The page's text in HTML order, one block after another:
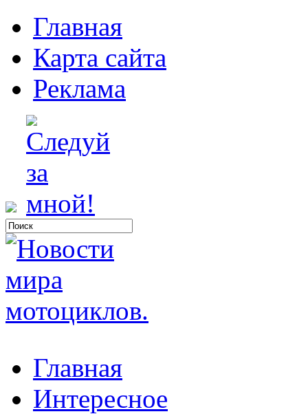
Главная
Карта сайта
Реклама
Главная
Интересное